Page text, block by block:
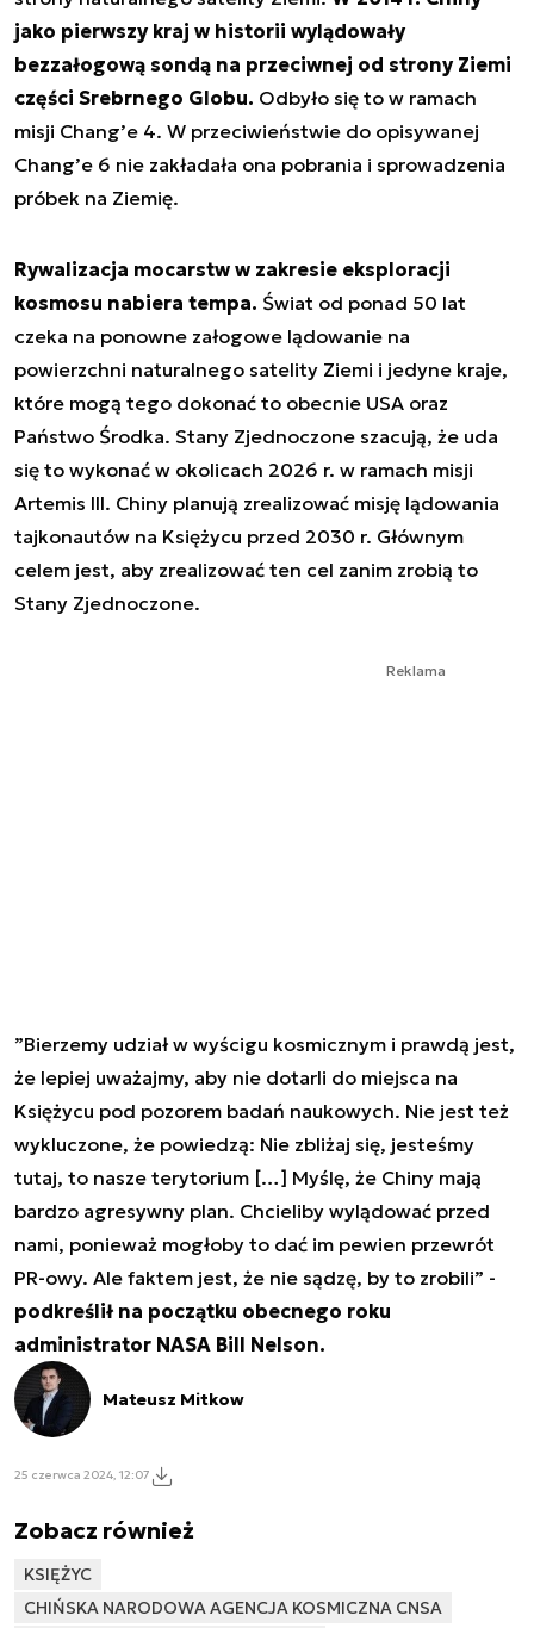
jako pierwszy kraj w historii wylądowały
bezzałogową sondą na przeciwnej od strony Ziemi
części Srebrnego Globu. Odbyło się to w ramach
misji Chang’e 4. W przeciwieństwie do opisywanej
Chang’e 6 nie zakładała ona pobrania i sprowadzenia
próbek na Ziemię.
Rywalizacja mocarstw w zakresie eksploracji
kosmosu nabiera tempa. Świat od ponad 50 lat
czeka na ponowne załogowe lądowanie na
powierzchni naturalnego satelity Ziemi i jedyne kraje,
które mogą tego dokonać to obecnie USA oraz
Państwo Środka. Stany Zjednoczone szacują, że uda
się to wykonać w okolicach 2026 r. w ramach misji
Artemis III. Chiny planują zrealizować misję lądowania
tajkonautów na Księżycu przed 2030 r. Głównym
celem jest, aby zrealizować ten cel zanim zrobią to
Stany Zjednoczone.
Reklama
”Bierzemy udział w wyścigu kosmicznym i prawdą jest,
że lepiej uważajmy, aby nie dotarli do miejsca na
Księżycu pod pozorem badań naukowych. Nie jest też
wykluczone, że powiedzą: Nie zbliżaj się, jesteśmy
tutaj, to nasze terytorium […] Myślę, że Chiny mają
bardzo agresywny plan. Chcieliby wylądować przed
nami, ponieważ mogłoby to dać im pewien przewrót
PR-owy. Ale faktem jest, że nie sądzę, by to zrobili” -
podkreślił na początku obecnego roku
administrator NASA Bill Nelson.
Mateusz Mitkow
25 czerwca 2024, 12:07
Zobacz również
KSIĘŻYC
CHIŃSKA NARODOWA AGENCJA KOSMICZNA CNSA